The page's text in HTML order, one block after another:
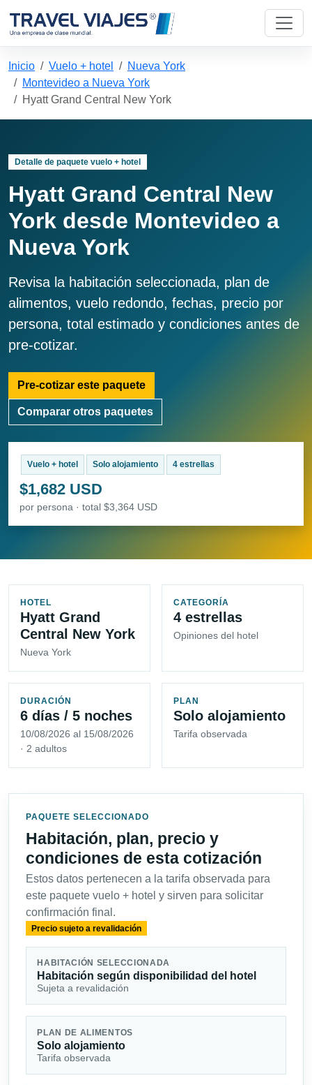
Inicio Vuelo + hotel
Nueva York
Montevideo a Nueva York
Hyatt Grand Central New York
Detalle de paquete vuelo + hotel
Hyatt Grand Central New
York desde Montevideo a
Nueva York
Revisa la habitación seleccionada, plan de
alimentos, vuelo redondo, fechas, precio por
persona, total estimado y condiciones antes de
pre-cotizar.
Pre-cotizar este paquete
Comparar otros paquetes
Vuelo + hotel Solo alojamiento 4 estrellas
$1,682 USD
por persona · total $3,364 USD
HOTEL
Hyatt Grand
Central New York
Nueva York
CATEGORÍA
4 estrellas
Opiniones del hotel
DURACIÓN
6 días / 5 noches
10/08/2026 al 15/08/2026
· 2 adultos
PLAN
Solo alojamiento
Tarifa observada
PAQUETE SELECCIONADO
Habitación, plan, precio y
condiciones de esta cotización
Estos datos pertenecen a la tarifa observada para
este paquete vuelo + hotel y sirven para solicitar
confirmación final.
Precio sujeto a revalidación
HABITACIÓN SELECCIONADA
Habitación según disponibilidad del hotel
Sujeta a revalidación
PLAN DE ALIMENTOS
Solo alojamiento
Tarifa observada